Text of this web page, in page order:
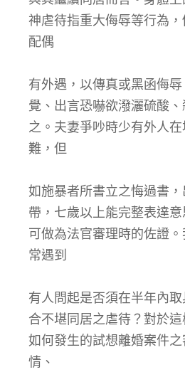
神虐待指重大侮辱等行為
配偶
有外遇，以傳真或黑函侮
覺、出言恐嚇欲潑灑硫酸
之。夫妻爭吵時少有外人
難，但
如施暴者所書立之悔過書
帶，七歲以上能完整表達
可做為法官審理時的佐證。
常遇到
有人問起是否須在半年內
合不堪同居之虐待？對於
如何發生的試想離婚案件
情、